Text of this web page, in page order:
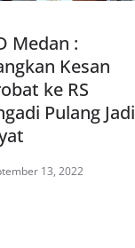
Medan :
Kesan
ke RS
Pulang Jadi
13, 2022